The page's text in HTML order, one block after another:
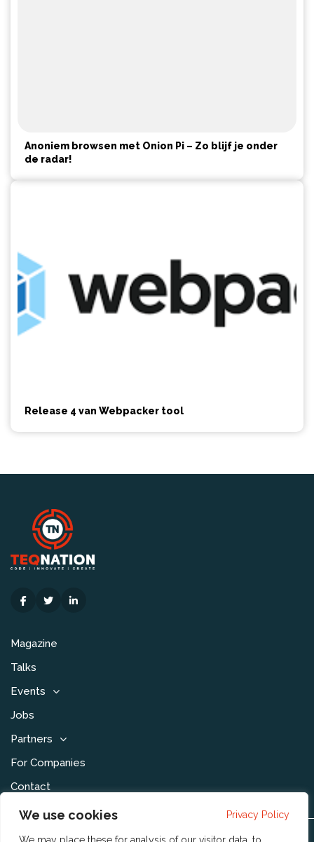
We use cookies Privacy Policy
Anoniem browsen met Onion Pi – Zo blijf je onder
de radar!
Release 4 van Webpacker tool
Magazine
Talks
Events
Jobs
Partners
For Companies
Contact